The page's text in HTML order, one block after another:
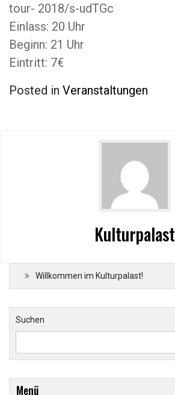
tour- 2018/s-udTGc
Einlass: 20 Uhr
Beginn: 21 Uhr
Eintritt: 7€
Posted in Veranstaltungen
Kulturpalast
Willkommen im Kulturpalast!
Suchen
Menü